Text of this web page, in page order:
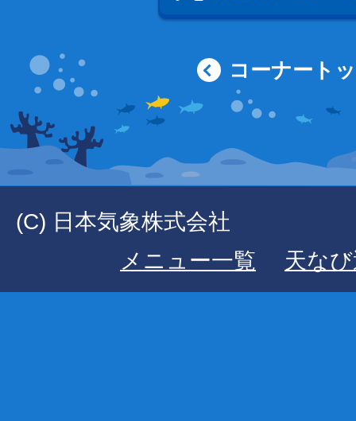
コーナート
(C) 日本気象株式会社
メニュー一覧
天な